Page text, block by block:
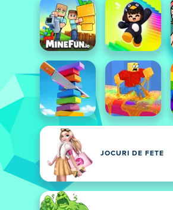
JOCURI DE FETE